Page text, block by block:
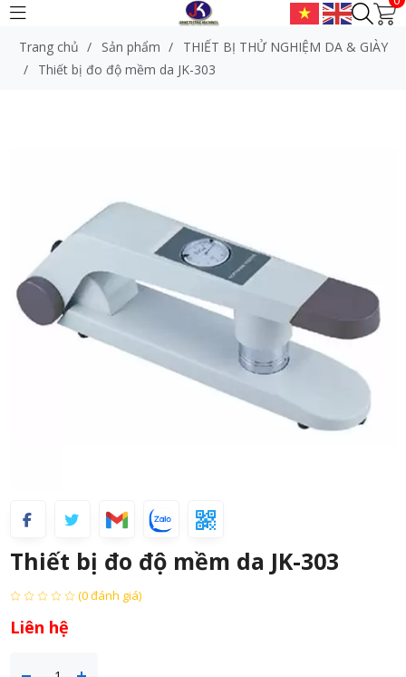
Trang chủ / Sản phẩm /
THIẾT BỊ THỬ NGHIỆM DA & GIÀY
/
Thiết bị đo độ mềm da JK-303
Thiết bị đo độ mềm da JK-303
(0 đánh giá)
Liên hệ